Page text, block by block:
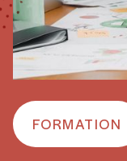
FORMATION